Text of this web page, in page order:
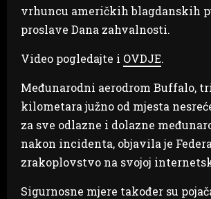
vrhuncu američkih blagdanskih
proslave Dana zahvalnosti.
Video pogledajte i OVDJE.
Međunarodni aerodrom Buffalo,
kilometara južno od mjesta
za sve odlazne i dolazne
nakon incidenta, objavila je
zrakoplovstvo na svojoj
Sigurnosne mjere također su